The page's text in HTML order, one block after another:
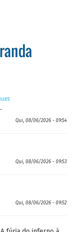
Qui, 08/06/2026 - 09:54
Qui, 08/06/2026 - 09:53
Qui, 08/06/2026 - 09:52